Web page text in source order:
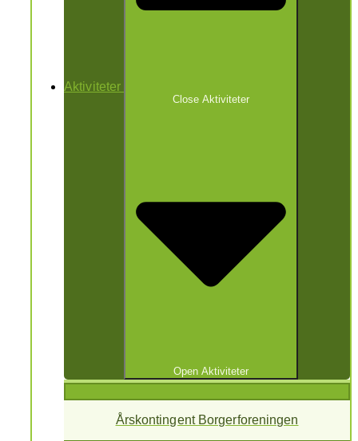
Aktiviteter
Close Aktiviteter
Open Aktiviteter
Årskontingent Borgerforeningen